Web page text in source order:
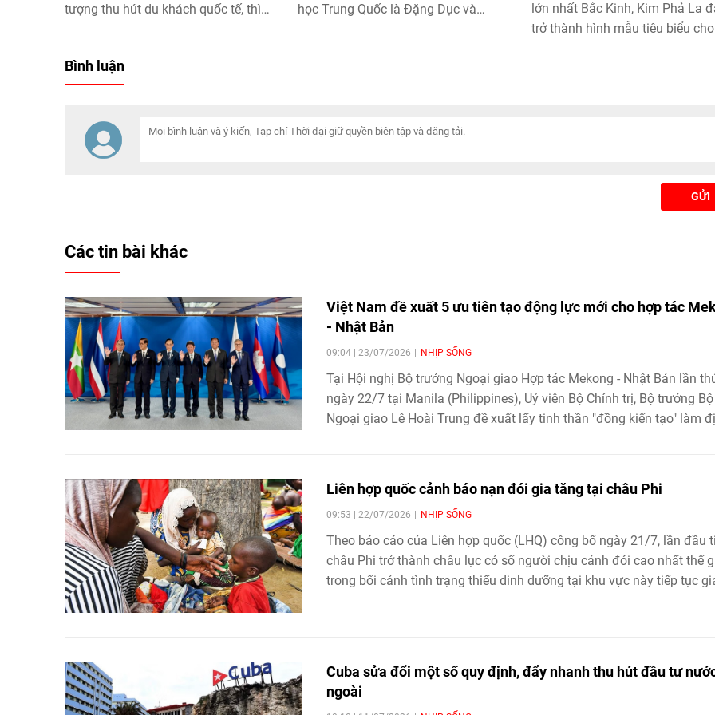
tượng thu hút du khách quốc tế, thì
công nghệ của Trung Quốc đang trở
thành "điểm hẹn" mới.
học Trung Quốc là Đặng Dục và
lớn nhất Bắc Kinh, Kim Phả La
trở thành hình mẫu tiêu biểu
Bình luận
GỬI
Các tin bài khác
Việt Nam đề xuất 5 ưu tiên tạo động lực mới cho hợp tác
- Nhật Bản
09:04 | 23/07/2026 NHỊP SỐNG
Tại Hội nghị Bộ trưởng Ngoại giao Hợp tác Mekong - Nhật Bản lần
ngày 22/7 tại Manila (Philippines), Uỷ viên Bộ Chính trị, Bộ trưởng Bộ
Ngoại giao Lê Hoài Trung đề xuất lấy tinh thần "đồng kiến tạo" làm
Liên hợp quốc cảnh báo nạn đói gia tăng tại châu Phi
09:53 | 22/07/2026 NHỊP SỐNG
Theo báo cáo của Liên hợp quốc (LHQ) công bố ngày 21/7, lần đầu
châu Phi trở thành châu lục có số người chịu cảnh đói cao nhất thế
trong bối cảnh tình trạng thiếu dinh dưỡng tại khu vực này tiếp tục
Cuba sửa đổi một số quy định, đẩy nhanh thu hút đầu tư
ngoài